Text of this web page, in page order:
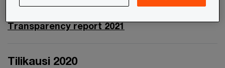
Transparency report 2021
Tilikausi 2020